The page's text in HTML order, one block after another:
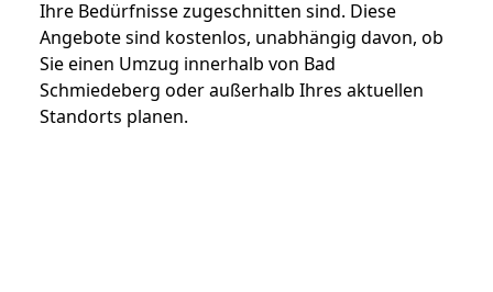
Ihre Bedürfnisse zugeschnitten sind. Diese
Angebote sind kostenlos, unabhängig davon, ob
Sie einen Umzug innerhalb von Bad
Schmiedeberg oder außerhalb Ihres aktuellen
Standorts planen.